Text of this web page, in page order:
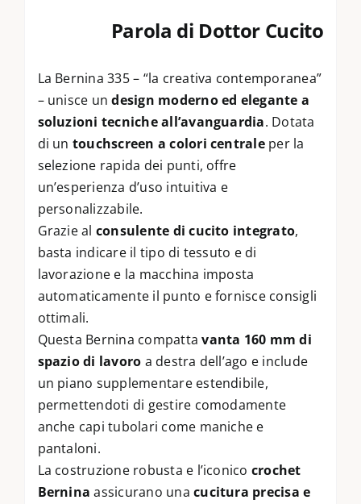
Parola di Dottor Cucito
La Bernina 335 – “la creativa contemporanea”
– unisce undesign moderno ed elegante a
soluzioni tecniche all’avanguardia. Dotata
di un touchscreen a colori centraleper la
selezione rapida dei punti, offre
un’esperienza d’uso intuitiva e
personalizzabile.
Grazie al consulente di cucito integrato,
basta indicare il tipo di tessuto e di
lavorazione e la macchina imposta
automaticamente il punto e fornisce consigli
ottimali.
Questa Bernina compattavanta 160 mm di
spazio di lavoro a destra dell’ago e include
un piano supplementare estendibile,
permettendoti di gestire comodamente
anche capi tubolari come maniche e
pantaloni.
La costruzione robusta e l’iconico crochet
Bernina assicurano unacucitura precisa e